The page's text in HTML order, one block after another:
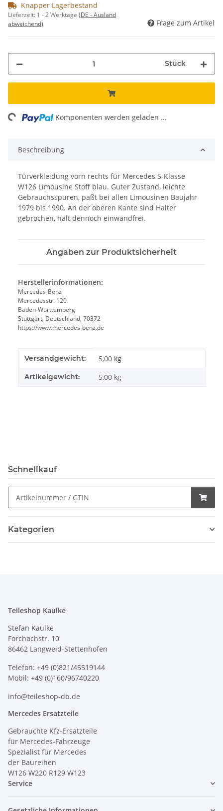
Knapper Lagerbestand
Lieferzeit: 1 - 2 Werktage (DE - Ausland
abweichend)
Frage zum Artikel
Stück
Komponenten werden geladen ...
Beschreibung
Türverkleidung vorn rechts für Mercedes S-Klasse
W126 Limousine Stoff blau. Guter Zustand, leichte
Gebrauchsspuren, paßt bei allen Limousinen Baujahr
1979 bis 1990. An der oberen Kante sind Halter
gebrochen, hält dennoch einwandfrei.
Angaben zur Produktsicherheit
Herstellerinformationen:
Mercedes-Benz
Mercedesstr. 120
Baden-Württemberg
Stuttgart, Deutschland, 70372
https://www.mercedes-benz.de
Produkteigenschaft
Wert
Versandgewicht: 5,00 kg
Artikelgewicht: 5,00 kg
Schnellkauf
Kategorien
Teileshop Kaulke
Stefan Kaulke
Forchachstr. 10
86462 Langweid-Stettenhofen
Telefon: +49 (0)821/45519144
Mobil: +49 (0)160/96740220
info@teileshop-db.de
Mercedes Ersatzteile
Gebrauchte Kfz-Ersatzteile
für Mercedes-Fahrzeuge
Spezialist für Mercedes
der Baureihen
W126 W220 R129 W123
Service